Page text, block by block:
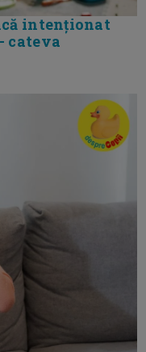
intenționat
cateva